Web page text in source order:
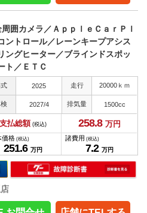
囲カメラ／ＡｐｐｌｅＣａｒＰｌ
ントロール／レーンキープアシス
ングヒーター／ブラインドスポッ
ト／ＥＴＣ
2025 走行 20000ｋｍ
2027/4 排気量 1500cc
支払総額 (税込) 258.8 万円
価格 (税込)
251.6 万円
諸費用 (税込)
7.2 万円